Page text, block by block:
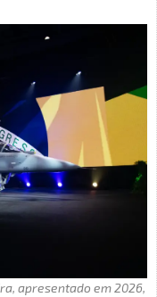
apresentado em 2026,